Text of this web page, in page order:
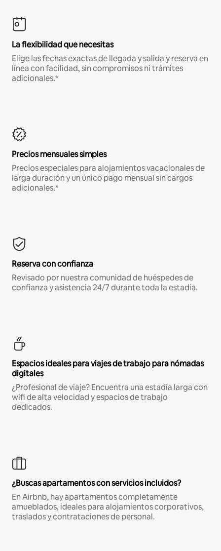
La flexibilidad que necesitas
Elige las fechas exactas de llegada y salida y reserva en
línea con facilidad, sin compromisos ni trámites
adicionales.*
Precios mensuales simples
Precios especiales para alojamientos vacacionales de
larga duración y un único pago mensual sin cargos
adicionales.*
Reserva con confianza
Revisado por nuestra comunidad de huéspedes de
confianza y asistencia 24/7 durante toda la estadía.
Espacios ideales para viajes de trabajo para nómadas
digitales
¿Profesional de viaje? Encuentra una estadía larga con
wifi de alta velocidad y espacios de trabajo
dedicados.
¿Buscas apartamentos con servicios incluidos?
En Airbnb, hay apartamentos completamente
amueblados, ideales para alojamientos corporativos,
traslados y contrataciones de personal.